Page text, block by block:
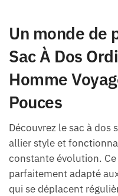
Un monde de
Sac À Dos
Homme
Pouces
Découvrez le sac à dos
allier style et
constante évolution.
parfaitement adapté
qui se déplacent